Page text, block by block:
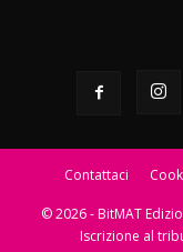
Contattaci
© 2026 - BitMAT
Iscrizione al